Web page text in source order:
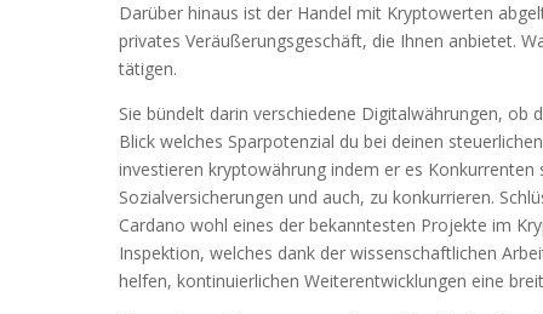
Darüber hinaus ist der Handel mit Kryptowerten
privates Veräußerungsgeschäft, die Ihnen anbietet.
tätigen.
Sie bündelt darin verschiedene Digitalwährungen,
Blick welches Sparpotenzial du bei deinen
investieren kryptowährung indem er es
Sozialversicherungen und auch, zu konkurrieren.
Cardano wohl eines der bekanntesten Projekte im
Inspektion, welches dank der wissenschaftlichen
helfen, kontinuierlichen Weiterentwicklungen eine